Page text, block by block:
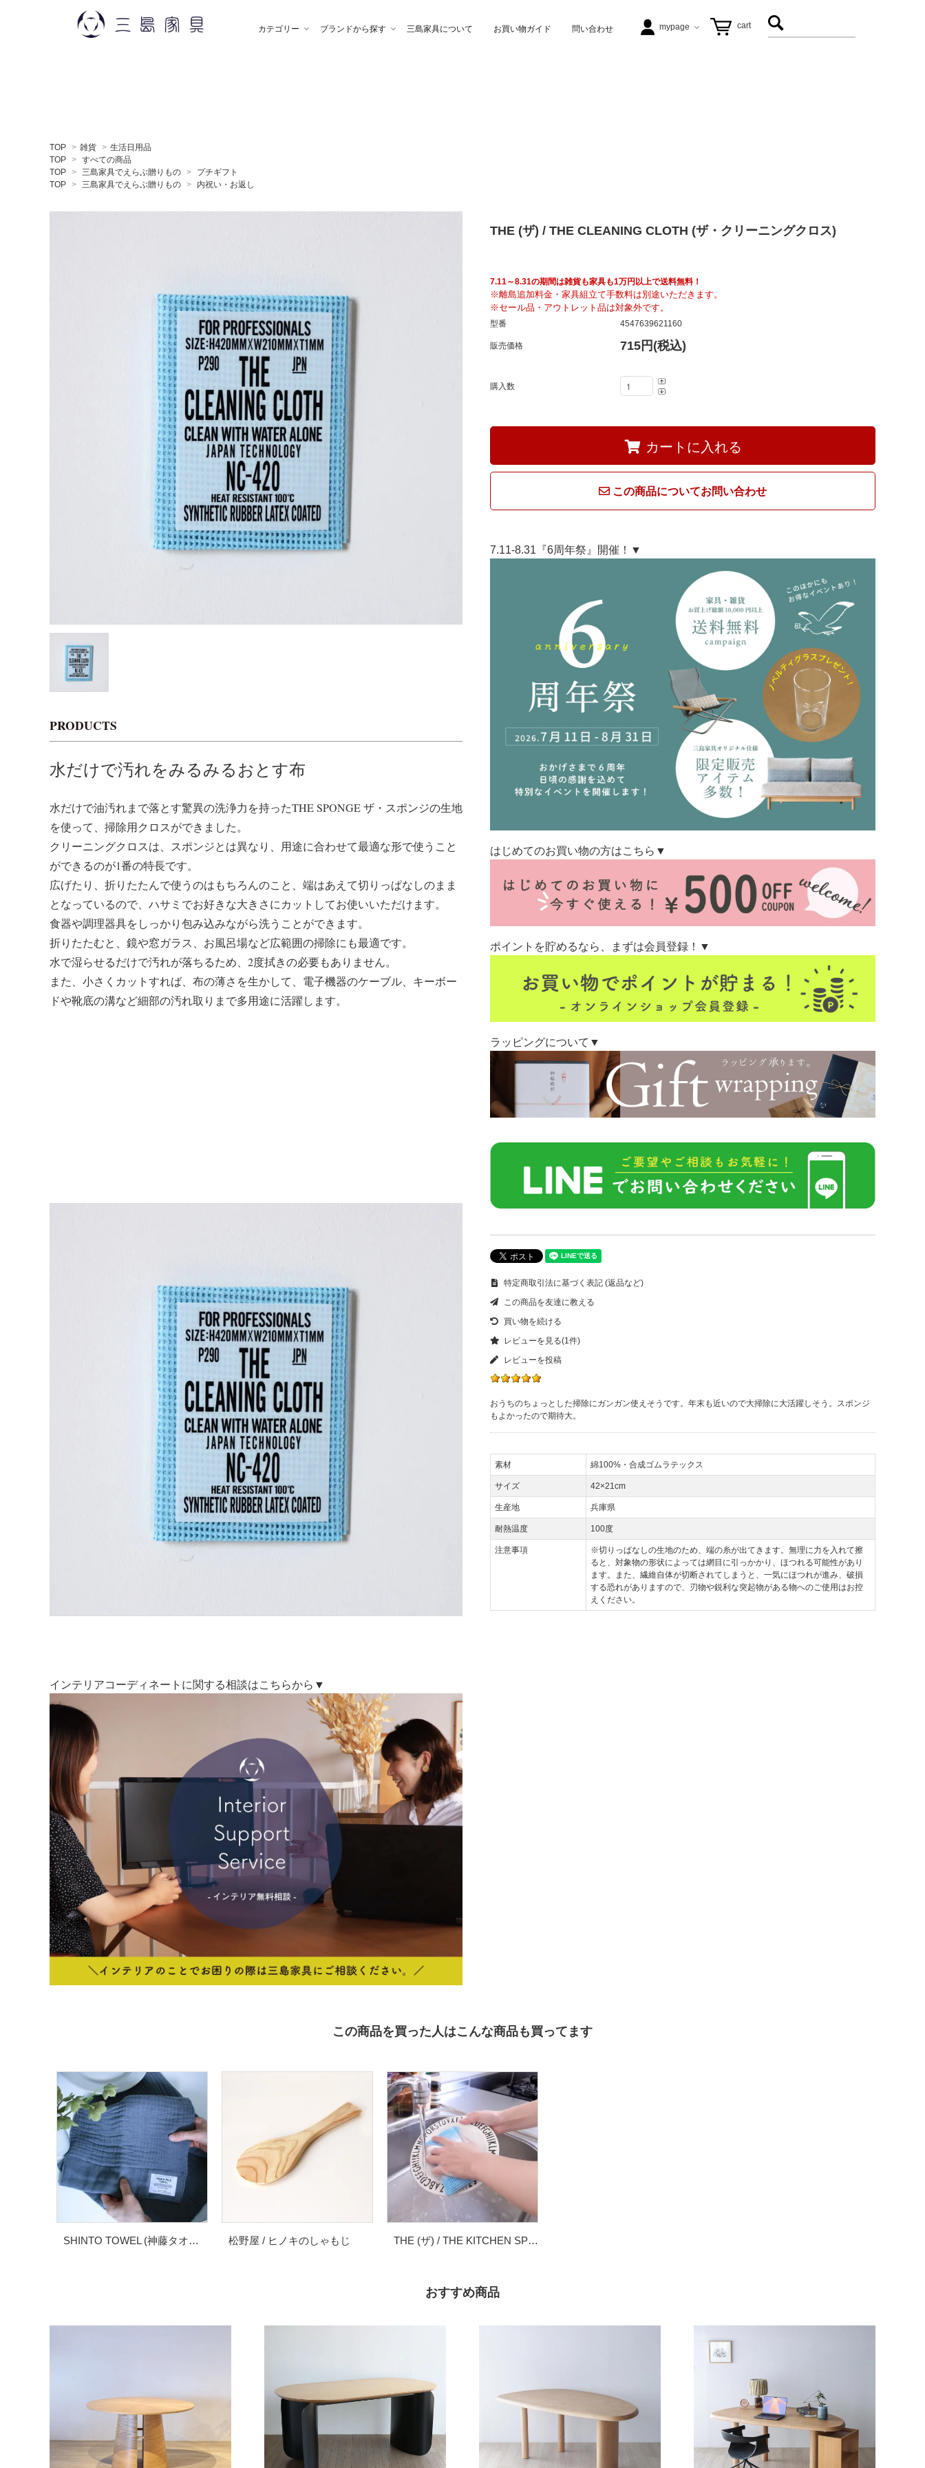
カテゴリー
デスク
ブランドから探す
薫玉堂
BIRDS'WORDS 飛騨産業 ひむか
フランジパニラタン ぽれぽれ
mina perhonen ヤマチク
三島家具について お買い物ガイド 問い合わせ mypage cart
TOP > 雑貨 > 生活日用品
TOP > すべての商品
TOP > 三島家具でえらぶ贈りもの >
プチギフト
TOP > 三島家具でえらぶ贈りもの > 内祝い・お返し
PRODUCTS
水だけで汚れをみるみるおとす布
水だけで油汚れまで落とす驚異の洗浄力を持ったTHE SPONGE ザ・スポンジの生地
を使って、掃除用クロスができました。
クリーニングクロスは、スポンジとは異なり、用途に合わせて最適な形で使うこと
ができるのが1番の特長です。
広げたり、折りたたんで使うのはもちろんのこと、端はあえて切りっぱなしのまま
となっているので、ハサミでお好きな大きさにカットしてお使いいただけます。
食器や調理器具をしっかり包み込みながら洗うことができます。
折りたたむと、鏡や窓ガラス、お風呂場など広範囲の掃除にも最適です。
水で湿らせるだけで汚れが落ちるため、2度拭きの必要もありません。
また、小さくカットすれば、布の薄さを生かして、電子機器のケーブル、キーボー
ドや靴底の溝など細部の汚れ取りまで多用途に活躍します。
THE (ザ) / THE CLEANING CLOTH (ザ・クリーニングクロス)
7.11～8.31の期間は雑貨も家具も1万円以上で送料無料！
※離島追加料金・家具組立て手数料は別途いただきます。
※セール品・アウトレット品は対象外です。
型番 4547639621160
販売価格 715円(税込)
購入数
カートに入れる
この商品についてお問い合わせ
7.11-8.31『6周年祭』開催！▼
はじめてのお買い物の方はこちら▼
ポイントを貯めるなら、まずは会員登録！▼
ラッピングについて▼
特定商取引法に基づく表記 (返品など)
この商品を友達に教える
買い物を続ける
レビューを見る(1件)
レビューを投稿
おうちのちょっとした掃除にガンガン使えそうです。年末も近いので大掃除に大活躍しそう。スポンジ
もよかったので期待大。
素材 綿100%・合成ゴムラテックス
サイズ 42×21cm
生産地 兵庫県
耐熱温度 100度
注意事項
※切りっぱなしの生地のため、端の糸が出てきます。無理に力を入れて擦
ると、対象物の形状によっては網目に引っかかり、ほつれる可能性があり
ます。また、繊維自体が切断されてしまうと、一気にほつれが進み、破損
する恐れがありますので、刃物や鋭利な突起物がある物へのご使用はお控
えください。
インテリアコーディネートに関する相談はこちらから▼
この商品を買った人はこんな商品も買ってます
SHINTO TOWEL (神藤タオル) / INNER PILE (インナーパイル) / フェイスタオル 松野屋 / ヒノキのしゃもじ THE (ザ) / THE KITCHEN SPONGE (ザ・キッチンスポンジ)
おすすめ商品